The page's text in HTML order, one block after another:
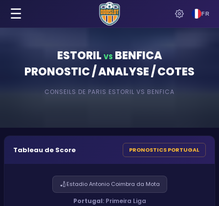
FR
☰
ESTORIL VS BENFICA
PRONOSTIC / ANALYSE / COTES
CONSEILS DE PARIS ESTORIL VS BENFICA
Tableau de Score PRONOSTICS PORTUGAL
🏏Estadio Antonio Coimbra da Mota
Portugal: Primeira Liga